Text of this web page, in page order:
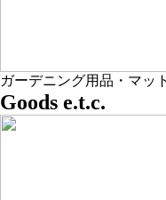
ガーデニング用品・マッ
Goods e.t.c.